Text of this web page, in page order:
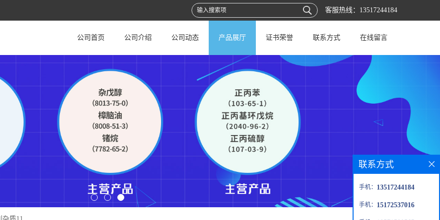
客服热线： 13517244184
公司首页 公司介绍 公司动态 产品展厅 证书荣誉 联系方式 在线留言
联系方式
手机： 13517244184
手机： 15172537016